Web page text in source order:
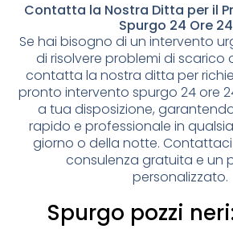
Contatta la Nostra Ditta per il
Spurgo 24 Ore
Se hai bisogno di un intervento
di risolvere problemi di scarico
contatta la nostra ditta per
pronto intervento spurgo 24 ore
a tua disposizione,
rapido e professionale in
giorno o della notte.
consulenza gratuita e un
personalizzato.
Spurgo pozzi